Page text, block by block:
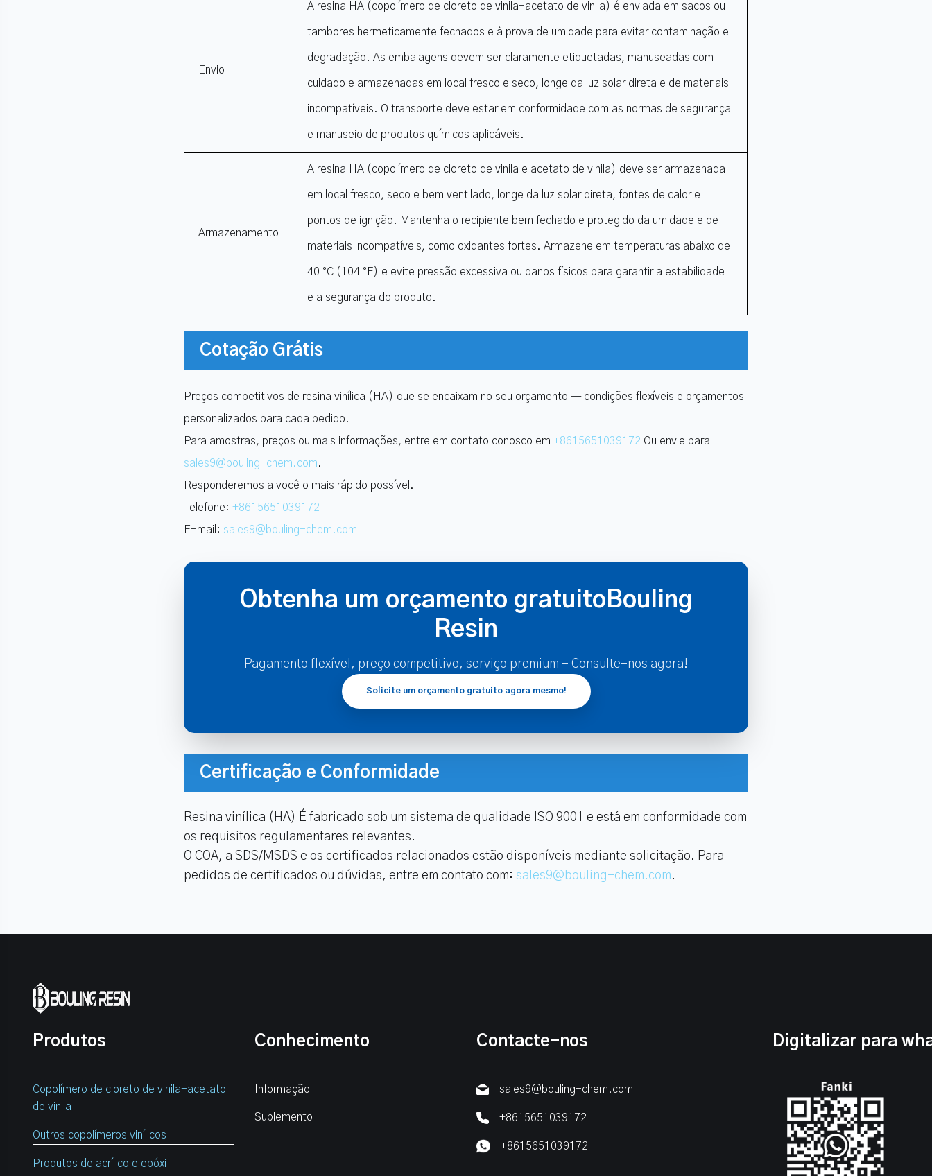
Envio
A resina HA (copolímero de cloreto de vinila-acetato de vinila) é enviada em sacos ou
tambores hermeticamente fechados e à prova de umidade para evitar contaminação e
degradação. As embalagens devem ser claramente etiquetadas, manuseadas com
cuidado e armazenadas em local fresco e seco, longe da luz solar direta e de materiais
incompatíveis. O transporte deve estar em conformidade com as normas de segurança
e manuseio de produtos químicos aplicáveis.
Armazenamento
A resina HA (copolímero de cloreto de vinila e acetato de vinila) deve ser armazenada
em local fresco, seco e bem ventilado, longe da luz solar direta, fontes de calor e
pontos de ignição. Mantenha o recipiente bem fechado e protegido da umidade e de
materiais incompatíveis, como oxidantes fortes. Armazene em temperaturas abaixo de
40 °C (104 °F) e evite pressão excessiva ou danos físicos para garantir a estabilidade
e a segurança do produto.
Cotação Grátis
Preços competitivos de resina vinílica (HA) que se encaixam no seu orçamento — condições flexíveis e orçamentos
personalizados para cada pedido.
Para amostras, preços ou mais informações, entre em contato conosco em+8615651039172 Ou envie para
sales9@bouling-chem.com.
Responderemos a você o mais rápido possível.
Telefone:+8615651039172
E-mail: sales9@bouling-chem.com
Obtenha um orçamento gratuitoBouling
Resin
Pagamento flexível, preço competitivo, serviço premium - Consulte-nos agora!
Solicite um orçamento gratuito agora mesmo!
Certificação e Conformidade
Resina vinílica (HA) É fabricado sob um sistema de qualidade ISO 9001 e está em conformidade com
os requisitos regulamentares relevantes.
O COA, a SDS/MSDS e os certificados relacionados estão disponíveis mediante solicitação. Para
pedidos de certificados ou dúvidas, entre em contato com: sales9@bouling-chem.com.
Produtos
Copolímero de cloreto de vinila-acetato
de vinila
Outros copolímeros vinílicos
Produtos de acrílico e epóxi
Conhecimento
Informação
Suplemento
Contacte-nos
sales9@bouling-chem.com
+8615651039172
+8615651039172
Digitalizar para